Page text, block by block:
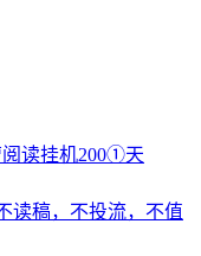
阅读挂机200①天
读稿，不投流，不值